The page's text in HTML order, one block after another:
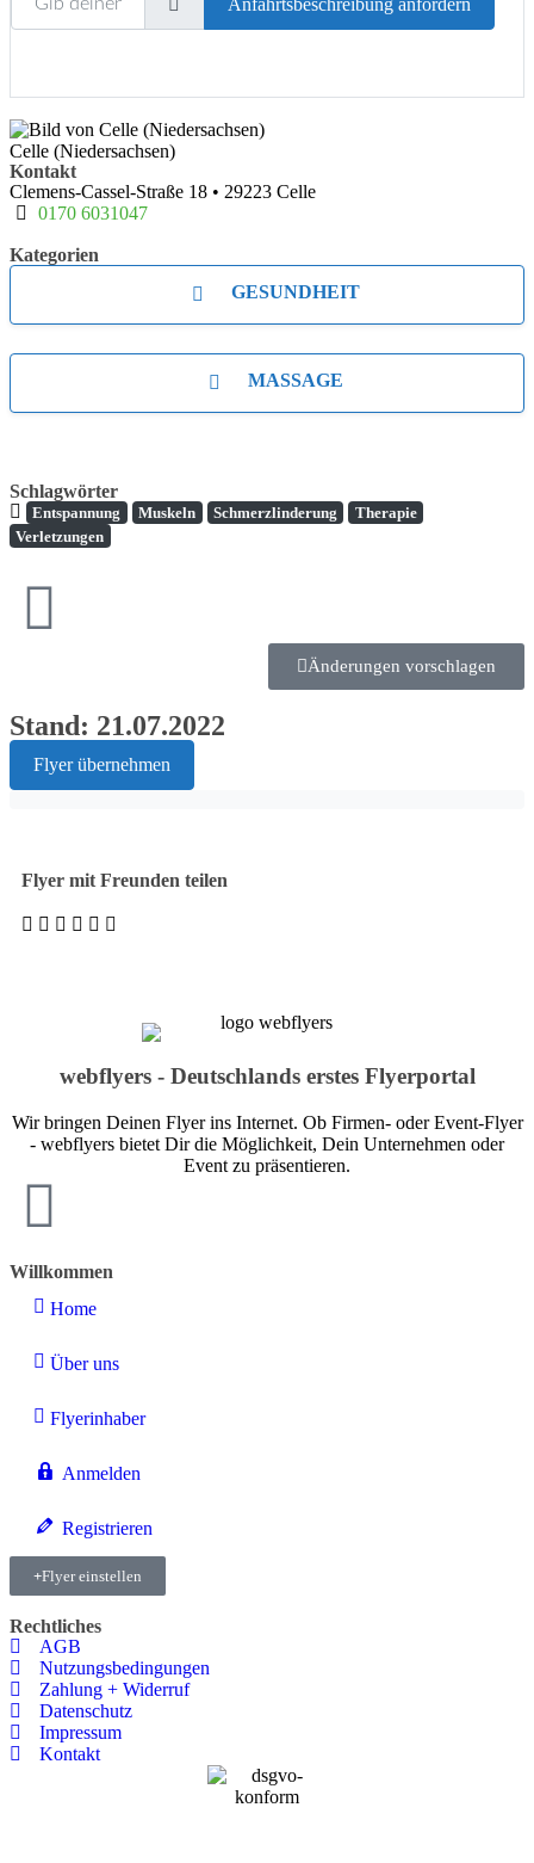
Anfahrtsbeschreibung anfordern
Celle (Niedersachsen)
Kontakt
Clemens-Cassel-Straße 18 • 29223 Celle
0170 6031047
Kategorien
GESUNDHEIT
MASSAGE
Schlagwörter
Entspannung Muskeln Schmerzlinderung
Therapie
Verletzungen
Änderungen vorschlagen
Stand: 21.07.2022
Flyer übernehmen
Flyer mit Freunden teilen
webflyers - Deutschlands erstes Flyerportal
Wir bringen Deinen Flyer ins Internet. Ob Firmen- oder Event-Flyer
- webflyers bietet Dir die Möglichkeit, Dein Unternehmen oder
Event zu präsentieren.
Willkommen
Home
Über uns
Flyerinhaber
Anmelden
Registrieren
Flyer einstellen
Rechtliches
AGB
Nutzungsbedingungen
Zahlung + Widerruf
Datenschutz
Impressum
Kontakt